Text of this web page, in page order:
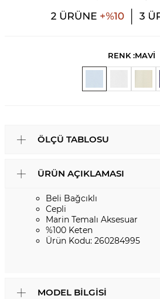
RENK :MAVİ
ÖLÇÜ TABLOSU
ÜRÜN AÇIKLAMASI
Beli Bağcıklı
Cepli
Marin Temalı Aksesuar
%100 Keten
Ürün Kodu: 260284995
MODEL BILGISI